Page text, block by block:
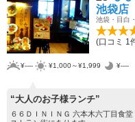
池袋店
池袋・目白
(口コミ 1
¥---- ¥1,000～¥1,999 ¥----
“大人のお子様ランチ”
６６ＤＩＮＩＮＧ 六本木六丁目食